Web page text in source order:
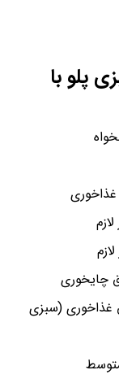
پلو با
5 قاشق غذاخوری (سبزی